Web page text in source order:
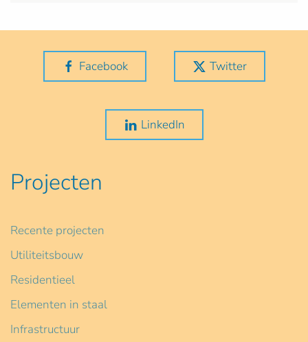
Facebook Twitter
LinkedIn
Projecten
Recente projecten
Utiliteitsbouw
Residentieel
Elementen in staal
Infrastructuur